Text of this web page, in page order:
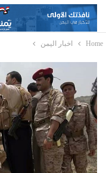
Home اخبار اليمن